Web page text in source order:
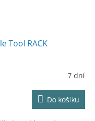
Tool RACK
7 dní
Do košíku